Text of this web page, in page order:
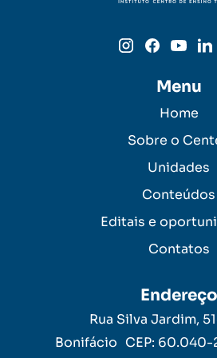
Menu
Home
Sobre o
Unidades
Conteúdos
Editais e
Contatos
Endereço
Rua Silva Jardim,
Bonifácio CEP: 60.040-